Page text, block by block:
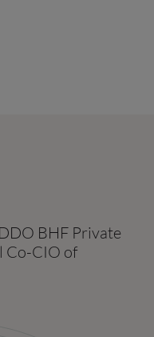
BHF Private
Co-CIO of